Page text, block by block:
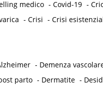
medico - Covid-19 -
- Crisi - Crisi
- Demenza
parto - Dermatite -